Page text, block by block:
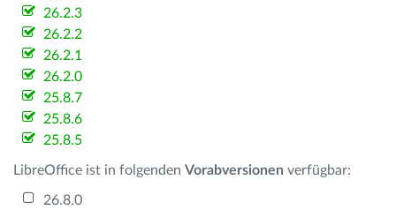
26.2.3
26.2.2
26.2.1
26.2.0
25.8.7
25.8.6
25.8.5
LibreOffice ist in folgenden Vorabversionen verfügbar:
26.8.0